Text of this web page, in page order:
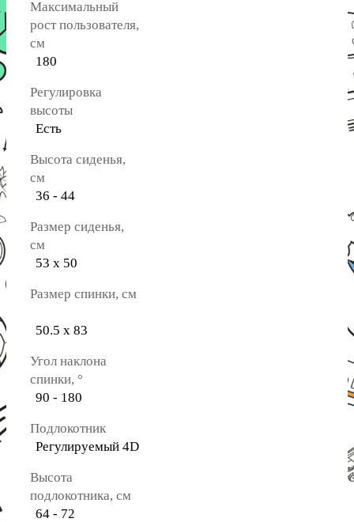
Максимальный
рост пользователя,
см
180
Регулировка
высоты
Есть
Высота сиденья,
см
36 - 44
Размер сиденья,
см
53 х 50
Размер спинки, см
50.5 x 83
Угол наклона
спинки, °
90 - 180
Подлокотник
Регулируемый 4D
Высота
подлокотника, см
64 - 72